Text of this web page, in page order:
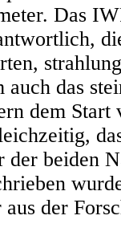
Das
das
dem Start
der beiden
der